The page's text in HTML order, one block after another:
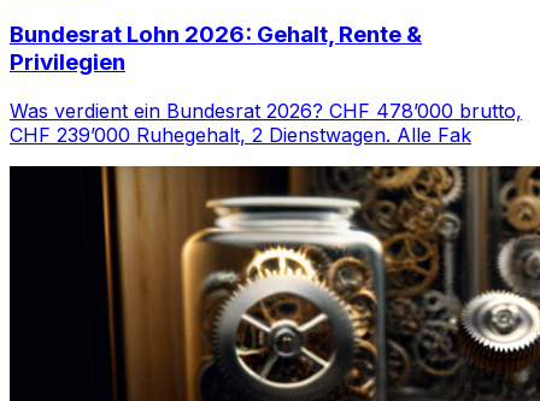
Bundesrat Lohn 2026: Gehalt, Rente &
Privilegien
Was verdient ein Bundesrat 2026? CHF 478’000 brutto,
CHF 239’000 Ruhegehalt, 2 Dienstwagen. Alle Fak